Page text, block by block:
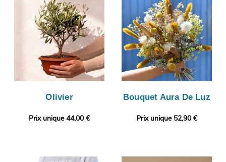
Olivier
Prix unique 44,00 €
Bouquet Aura De Luz
Prix unique 52,90 €